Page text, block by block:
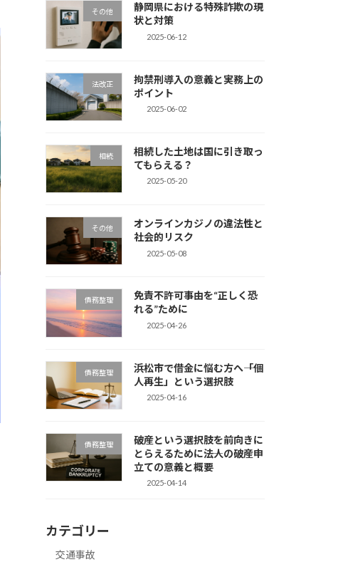
その他
静岡県における特殊詐欺の現
状と対策
2025-06-12
法改正
拘禁刑導入の意義と実務上の
ポイント
2025-06-02
相続
相続した土地は国に引き取っ
てもらえる？
2025-05-20
その他
オンラインカジノの違法性と
社会的リスク
2025-05-08
債務整理
免責不許可事由を“正しく恐
れる”ために
2025-04-26
債務整理
浜松市で借金に悩む方へ――「個
人再生」という選択肢
2025-04-16
債務整理
破産という選択肢を前向きに
とらえるために――法人の破産申
立ての意義と概要
2025-04-14
カテゴリー
交通事故